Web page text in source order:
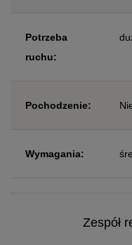
Potrzeba
ruchu:
Pochodzenie:
Wymagania:
Zespół